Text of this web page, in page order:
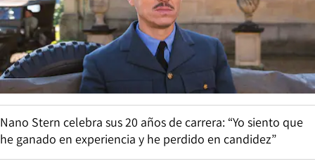
Nano Stern celebra sus 20 años de carrera: “Yo siento que
he ganado en experiencia y he perdido en candidez”